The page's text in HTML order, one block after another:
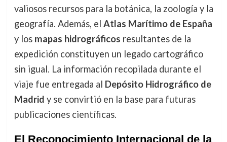
valiosos recursos para la botánica, la zoología y la
geografía. Además, el Atlas Marítimo de España
y los mapas hidrográficos resultantes de la
expedición constituyen un legado cartográfico
sin igual. La información recopilada durante el
viaje fue entregada al Depósito Hidrográfico de
Madrid y se convirtió en la base para futuras
publicaciones científicas.
El Reconocimiento Internacional de la